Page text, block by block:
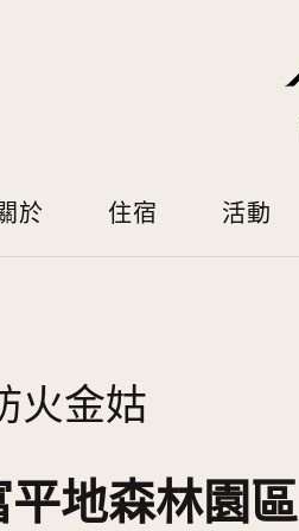
於 住宿 活動
火金姑
地森林園區